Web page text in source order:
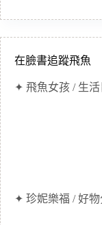
在臉書追蹤飛魚
✦ 飛魚女孩 / 生活
✦ 珍妮樂福 / 好物